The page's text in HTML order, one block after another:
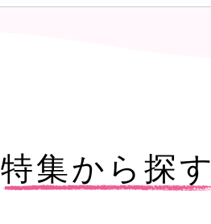
特集から探